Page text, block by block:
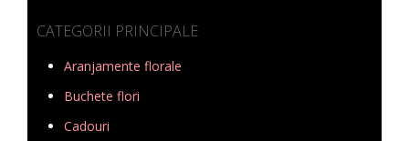
CATEGORII PRINCIPALE
Aranjamente florale
Buchete flori
Cadouri